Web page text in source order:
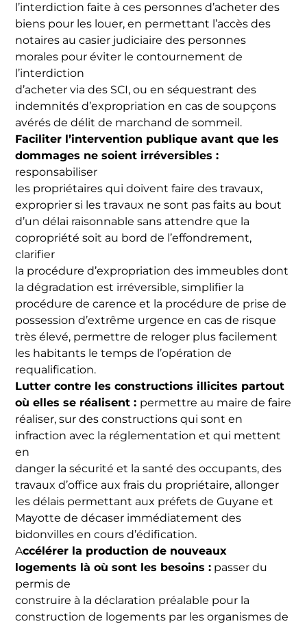
l’interdiction faite à ces personnes d’acheter des
biens pour les louer, en permettant l’accès des
notaires au casier judiciaire des personnes
morales pour éviter le contournement de
l’interdiction
d’acheter via des SCI, ou en séquestrant des
indemnités d’expropriation en cas de soupçons
avérés de délit de marchand de sommeil.
Faciliter l’intervention publique avant que les
dommages ne soient irréversibles :
responsabiliser
les propriétaires qui doivent faire des travaux,
exproprier si les travaux ne sont pas faits au bout
d’un délai raisonnable sans attendre que la
copropriété soit au bord de l’effondrement,
clarifier
la procédure d’expropriation des immeubles dont
la dégradation est irréversible, simplifier la
procédure de carence et la procédure de prise de
possession d’extrême urgence en cas de risque
très élevé, permettre de reloger plus facilement
les habitants le temps de l’opération de
requalification.
Lutter contre les constructions illicites partout
où elles se réalisent : permettre au maire de faire
réaliser, sur des constructions qui sont en
infraction avec la réglementation et qui mettent
en
danger la sécurité et la santé des occupants, des
travaux d’office aux frais du propriétaire, allonger
les délais permettant aux préfets de Guyane et
Mayotte de décaser immédiatement des
bidonvilles en cours d’édification.
Accélérer la production de nouveaux
logements là où sont les besoins : passer du
permis de
construire à la déclaration préalable pour la
construction de logements par les organismes de